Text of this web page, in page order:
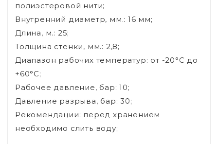
полиэстеровой нити;
Внутренний диаметр, мм.: 16 мм;
Длина, м.: 25;
Толщина стенки, мм.: 2,8;
Диапазон рабочих температур: от -20°C до
+60°C;
Рабочее давление, бар: 10;
Давление разрыва, бар: 30;
Рекомендации: перед хранением
необходимо слить воду;